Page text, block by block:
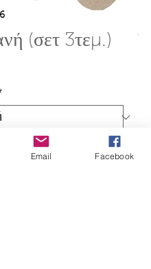
(σετ 3τεμ.)
Email Facebook